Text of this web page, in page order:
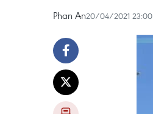
Phan An20/04/2021 23:00